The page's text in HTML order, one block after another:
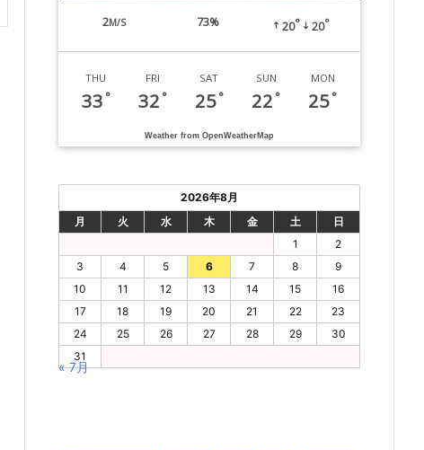
2M/S 73% 20° 20°
THU
33 °
FRI
32 °
SAT
25°
SUN
22 °
MON
25°
Weather from OpenWeatherMap
2026年8月
月
火 水 木 金 土
日
1
2
3
4 5 6 7 8
9
10
11 12 13 14 15
16
17
18 19 20 21 22
23
24
25 26 27 28 29
30
31
« 7月